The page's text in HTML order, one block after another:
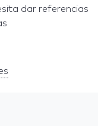
dar referencias